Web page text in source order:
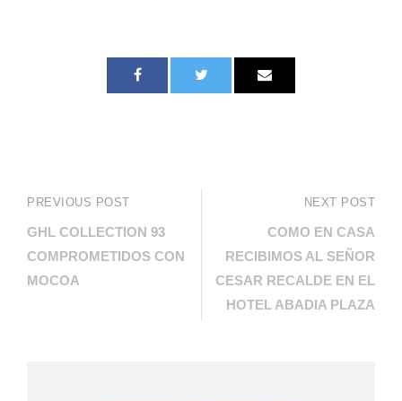
PREVIOUS POST
GHL COLLECTION 93
COMPROMETIDOS CON
MOCOA
NEXT POST
COMO EN CASA
RECIBIMOS AL SEÑOR
CESAR RECALDE EN EL
HOTEL ABADIA PLAZA